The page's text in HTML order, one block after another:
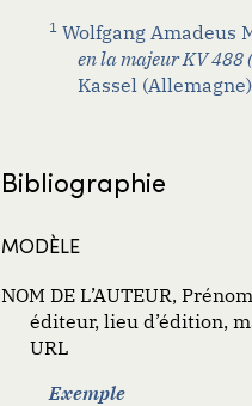
1Wolfgang Amadeus
en la majeur KV 488
Kassel
Bibliographie
MODÈLE
NOM DE L’AUTEUR,
éditeur, lieu d’édition,
URL
Exemple